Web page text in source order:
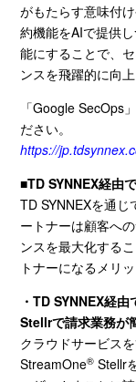
がもたらす意味付
約機能をAIで提供
能にすることで、
ンスを飛躍的に向上
「Google SecOps
ださい。
https://
■TD SYNNEX経由
TD SYNNEXを通じ
ートナーは顧客へ
ンスを最大化する
トナーになるメリ
・TD SYNNEX経由
Stellrで請求業務が
クラウドサービス
StreamOne® Stellr